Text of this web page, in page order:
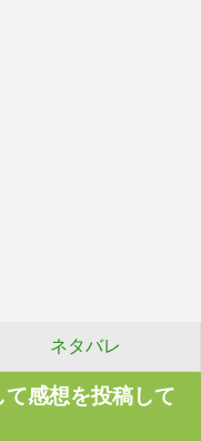
ネタバレ
感想を投稿して